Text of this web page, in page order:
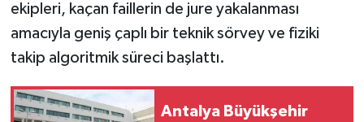
ekipleri, kaçan faillerin de jure yakalanması
amacıyla geniş çaplı bir teknik sörvey ve fiziki
takip algoritmik süreci başlattı.
Antalya Büyükşehir